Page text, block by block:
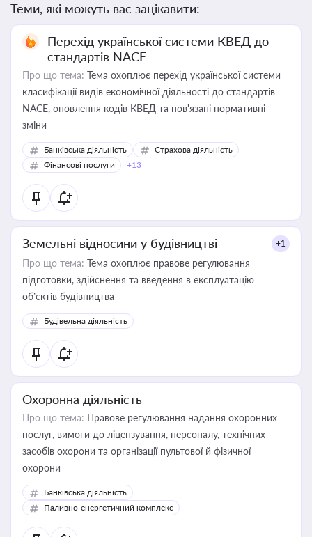
Теми, які можуть вас зацікавити:
Перехід української системи КВЕД до
стандартів NACE
Про що тема: Тема охоплює перехід української системи
класифікації видів економічної діяльності до стандартів
NACE, оновлення кодів КВЕД та пов'язані нормативні
зміни
Банківська діяльність
Страхова діяльність
Фінансові послуги
+13
Земельні відносини у будівництві +1
Про що тема: Тема охоплює правове регулювання
підготовки, здійснення та введення в експлуатацію
об’єктів будівництва
Будівельна діяльність
Охоронна діяльність
Про що тема: Правове регулювання надання охоронних
послуг, вимоги до ліцензування, персоналу, технічних
засобів охорони та організації пультової й фізичної
охорони
Банківська діяльність
Паливно-енергетичний комплекс